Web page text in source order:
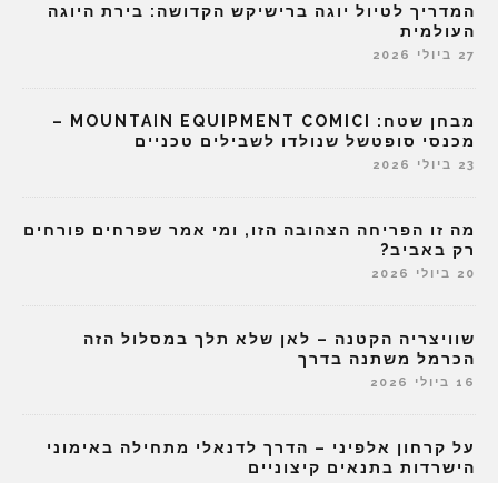
המדריך לטיול יוגה ברישיקש הקדושה: בירת היוגה
העולמית
27 ביולי 2026
מבחן שטח: MOUNTAIN EQUIPMENT COMICI –
מכנסי סופטשל שנולדו לשבילים טכניים
23 ביולי 2026
מה זו הפריחה הצהובה הזו, ומי אמר שפרחים פורחים
רק באביב?
20 ביולי 2026
שוויצריה הקטנה – לאן שלא תלך במסלול הזה
הכרמל משתנה בדרך
16 ביולי 2026
על קרחון אלפיני – הדרך לדנאלי מתחילה באימוני
הישרדות בתנאים קיצוניים